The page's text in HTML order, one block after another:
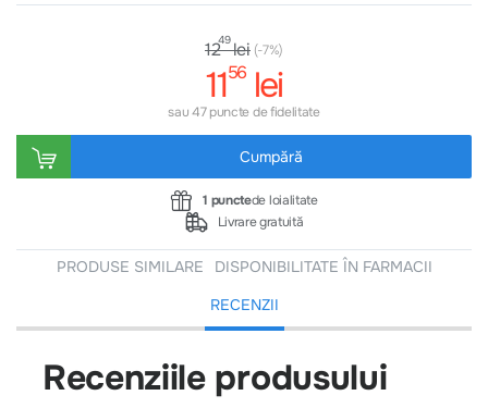
1249lei (-7%)
1156 lei
sau 47 puncte de fidelitate
Cumpără
1 punctede loialitate
Livrare gratuită
PRODUSE SIMILARE
DISPONIBILITATE ÎN FARMACII
RECENZII
Recenziile produsului